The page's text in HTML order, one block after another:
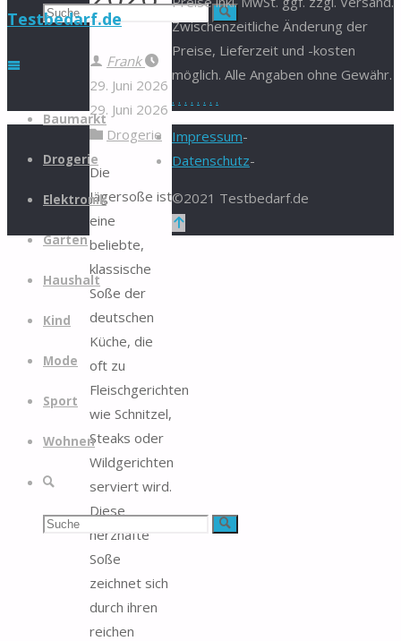
Suchen Suche
Testbedarf.de
Zum
springen
Baumarkt
Drogerie
Elektronik
Garten
Haushalt
Kind
Mode
Sport
Wohnen
Suche
Suchen Suche
Frank
29. Juni 2026
29. Juni 2026
Drogerie
Die
Jägersoße ist
eine
beliebte,
klassische
Soße der
deutschen
Küche, die
oft zu
Fleischgerichten
wie Schnitzel,
Steaks oder
Wildgerichten
serviert wird.
Diese
herzhafte
Soße
zeichnet sich
durch ihren
reichen
Zwischenzeitliche Änderung der
Preise, Lieferzeit und -kosten
möglich. Alle Angaben ohne Gewähr.
. . . . . . . .
Impressum-
Datenschutz-
©2021 Testbedarf.de
Zurück